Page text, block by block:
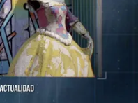
la Nave'
y completo